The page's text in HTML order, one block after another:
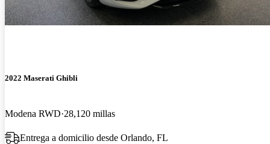
2022 Maserati Ghibli
Modena RWD 28,120 millas
Entrega a domicilio desde Orlando, FL